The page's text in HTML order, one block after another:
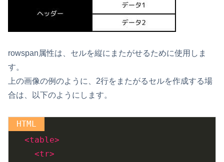
rowspan属性は、セルを縦にまたがせるために使用しま
す。
上の画像の例のように、2行をまたがるセルを作成する場
合は、以下のようにします。
<table>
<tr>